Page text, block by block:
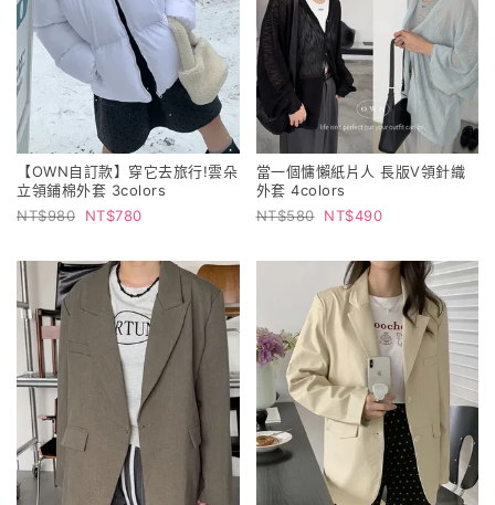
【OWN自訂款】穿它去旅行!雲朵
立領鋪棉外套 3colors
980
780
當一個慵懶紙片人 長版V領針織
外套 4colors
580
490